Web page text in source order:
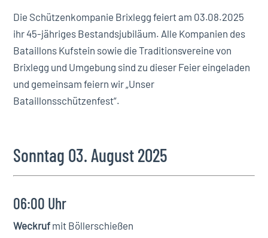
Die Schützenkompanie Brixlegg feiert am 03.08.2025
ihr 45-jähriges Bestandsjubiläum. Alle Kompanien des
Bataillons Kufstein sowie die Traditionsvereine von
Brixlegg und Umgebung sind zu dieser Feier eingeladen
und gemeinsam feiern wir „Unser
Bataillonsschützenfest“.
Sonntag 03. August 2025
06:00 Uhr
Weckruf mit Böllerschießen